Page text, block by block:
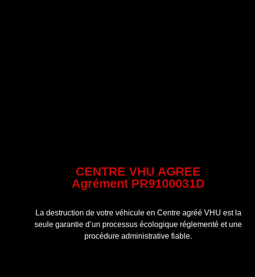
CENTRE VHU AGREE
Agrément PR9100031D
La destruction de votre véhicule en Centre agréé VHU est la
seule garantie d’un processus écologique réglementé et une
procédure administrative fiable.